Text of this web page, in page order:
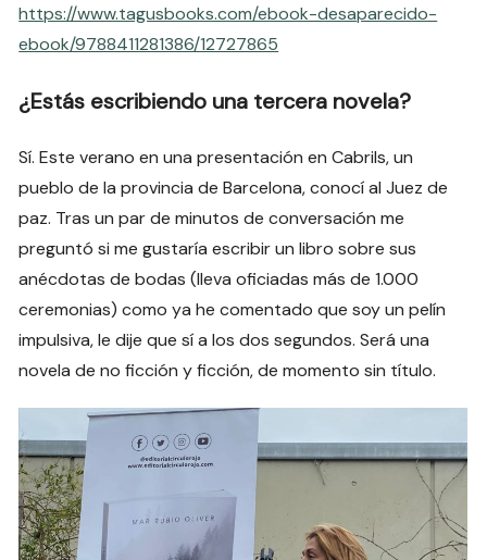
https://www.tagusbooks.com/ebook-desaparecido-
ebook/9788411281386/12727865
¿Estás escribiendo una tercera novela?
Sí. Este verano en una presentación en Cabrils, un
pueblo de la provincia de Barcelona, conocí al Juez de
paz. Tras un par de minutos de conversación me
preguntó si me gustaría escribir un libro sobre sus
anécdotas de bodas (lleva oficiadas más de 1.000
ceremonias) como ya he comentado que soy un pelín
impulsiva, le dije que sí a los dos segundos. Será una
novela de no ficción y ficción, de momento sin título.